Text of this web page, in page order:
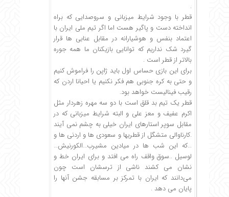
.
قطر با وجود شرایط میزبانی و سروصدایی که براه
انداخته دست و پاگیر هست اما اگر تیم ملی ایران با
اعتماد بنفس و هوشیارانه در مقابل عنابی ها قرار
گیرد شک نداریم که توانایی بازیکنان ما همه جوره
بالاتر از قطر است .
برای این بازی حساس اول باید ژاپن را فراموش کنیم
و حتی به کره جنوبی هم فکر نکنیم یا احیانا اردن که
رقیب فینالیست خواهد بود.
قطر یک تیم بد قلق است با دو سه مهره زهردار مثل
اکرم عفیف و معز علی و البته شرایط میزبانی که در
مقابل سوپر استارهای ایران خیلی به چشم نمی آیند
.کارناوالی متشگل از قطریها و سعودی ها و اردنی ها و
…که این شب ها در میادین مشیرب…الکورنیش…
لوسیل ..سوق واقف راه می افتد و برای ایران خط و
نشان می کشند ناشی از ترسشان است چون
می‌دانند که ایران با تمرکز بر مسابقه جشن آنها را
پایان می دهد .